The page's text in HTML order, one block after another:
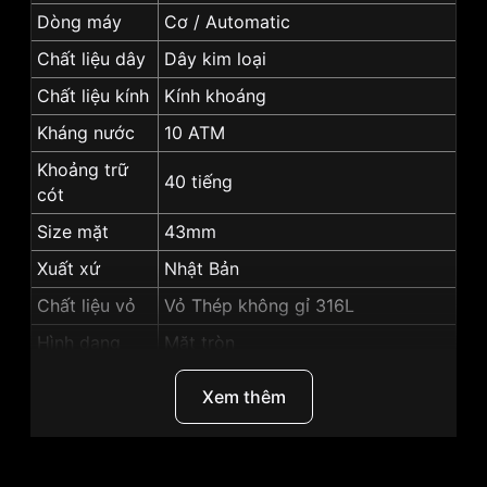
Dòng máy
Cơ / Automatic
Chất liệu dây
Dây kim loại
Chất liệu kính
Kính khoáng
Kháng nước
10 ATM
Khoảng trữ
cót
40 tiếng
Size mặt
43mm
Xuất xứ
Nhật Bản
Chất liệu vỏ
Vỏ Thép không gỉ 316L
Hình dạng
Mặt tròn
Vỏ Màu Bạc
11mm
Xem thêm